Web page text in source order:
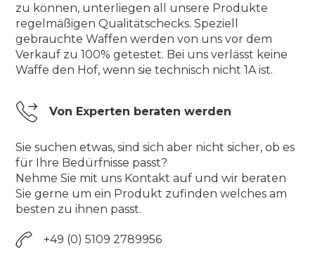
zu können, unterliegen all unsere Produkte
regelmäßigen Qualitätschecks. Speziell
gebrauchte Waffen werden von uns vor dem
Verkauf zu 100% getestet. Bei uns verlässt keine
Waffe den Hof, wenn sie technisch nicht 1A ist.
Von Experten beraten werden
Sie suchen etwas, sind sich aber nicht sicher, ob es
für Ihre Bedürfnisse passt?
Nehme Sie mit uns Kontakt auf und wir beraten
Sie gerne um ein Produkt zufinden welches am
besten zu ihnen passt.
+49 (0) 5109 2789956